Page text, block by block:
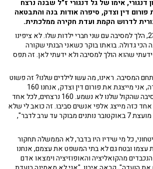
דנגורי, אימו של גל דנגורי ז"ל שבנה נרצח
דין וצדק, סיפרה אודות בנה והתבטאה
לדרוש הקמת ועדת חקירה ממלכתית.
"גל היה ילד מדהים, בן 23, הלך למסיבה עם שני חברי ילדות שלו. לא ציפינו
גדולה. בואתו בוקר כשאני הבנתי שקורה
שהוא הולך למסיבה ולא ידעתי לאן. זה תפס
המסיבה. ראינו, מה עשו לילדים שלנו? זה פשוט
נורא. בנושא ועדת חקירה, אני מייצגת את פורום דין וצדק, אנחנו 160
משפחות של נרצחי המסיבה שהקול שלנו לא נשמע. 160 נרצחים, לכל אחד
כזה מייצג אלפי אנשים סביבו. זה כואב לי שלא
נותנים לנו לדבר. לאנשי מועצת 7 באוקטובר נותנים מבוקר עד ערב לדבר",
כל מי שידיו היו בדבר, לא הממשלה תחקור
ובטח גם לא בתי המשפט את עצמם, אנחנו
מהקואליציה והאופוזיציה וימצאו אדם